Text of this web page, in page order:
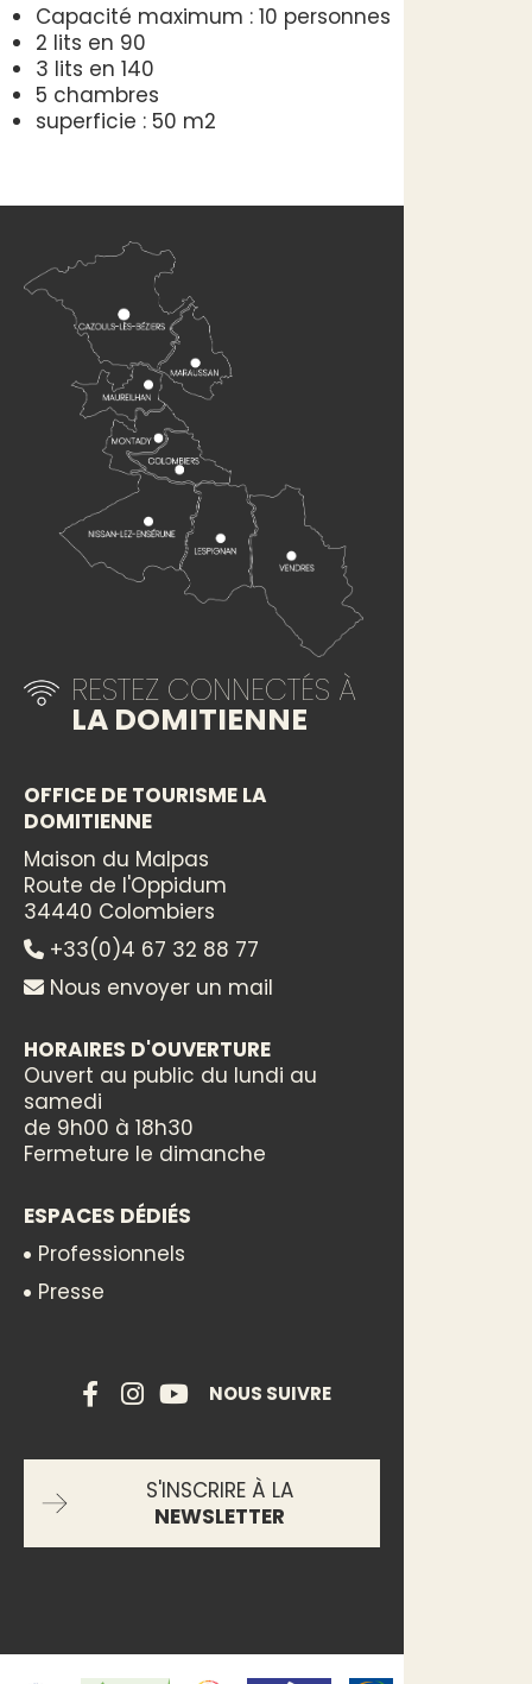
Capacité maximum : 10 personnes
2 lits en 90
3 lits en 140
5 chambres
superficie : 50 m2
RESTEZ CONNECTÉS À
LA DOMITIENNE
OFFICE DE TOURISME LA
DOMITIENNE
Maison du Malpas
Route de l'Oppidum
34440 Colombiers
+33(0)4 67 32 88 77
Nous envoyer un mail
HORAIRES D'OUVERTURE
Ouvert au public du lundi au
samedi
de 9h00 à 18h30
Fermeture le dimanche
ESPACES DÉDIÉS
Professionnels
Presse
NOUS SUIVRE
S'INSCRIRE À LA
NEWSLETTER